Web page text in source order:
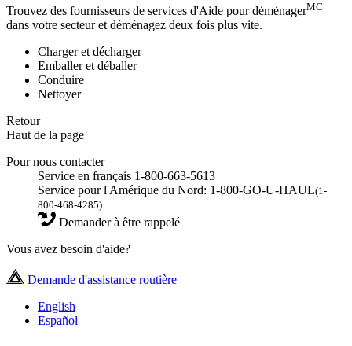
Trouvez des fournisseurs de services d'Aide pour déménagerMC
dans votre secteur et déménagez deux fois plus vite.
Charger et décharger
Emballer et déballer
Conduire
Nettoyer
Retour
Haut de la page
Pour nous contacter
Service en français 1-800-663-5613
Service pour l'Amérique du Nord: 1-800-GO-U-HAUL(1-
800-468-4285)
Demander à être rappelé
Vous avez besoin d'aide?
Demande d'assistance routière
English
Español